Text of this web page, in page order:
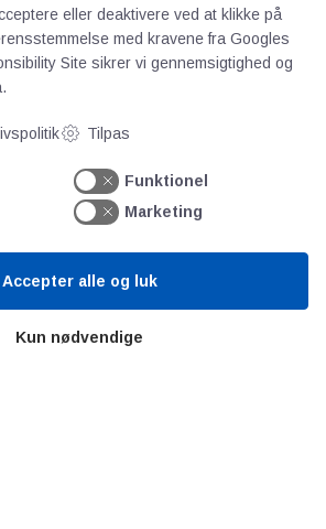
eller deaktivere ved at klikke på
med kravene fra Googles
Site sikrer vi gennemsigtighed og
Tilpas
Funktionel
Marketing
Kun nødvendige
Accepter alle og luk